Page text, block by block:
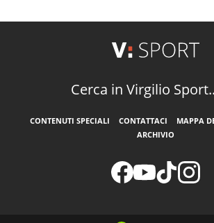
Cerca in Virgilio
CONTENUTI SPECIALI CONTATTACI MAPPA
ARCHIVIO